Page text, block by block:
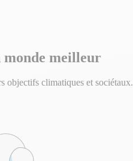
monde meilleur
objectifs climatiques et sociétaux.